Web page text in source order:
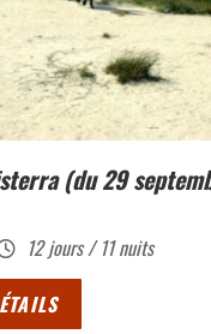
(du 29
12 jours / 11 nuits